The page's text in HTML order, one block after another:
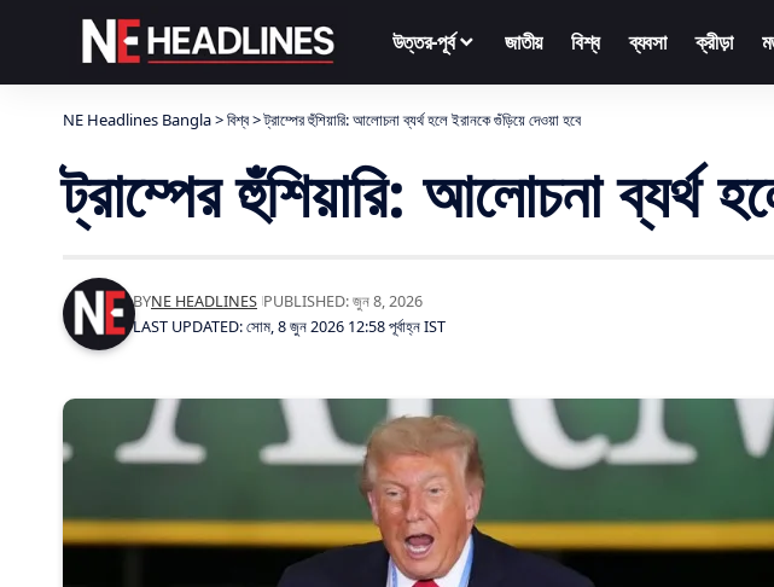
উত্তর-পূর্ব জাতীয় বিশ্ব ব্যবসা ক্রীড়া
NE Headlines Bangla>বিশ্ব>ট্রাম্পের হুঁশিয়ারি: আলোচনা ব্যর্থ হলে ইরানকে গুঁড়িয়ে দেওয়া হবে
ট্রাম্পের হুঁশিয়ারি: আলোচনা ব্যর্থ
LAST UPDATED: সোম, 8 জুন 2026 12:58 পূর্বাহ্ন IST
BYNE HEADLINES PUBLISHED: জুন 8, 2026